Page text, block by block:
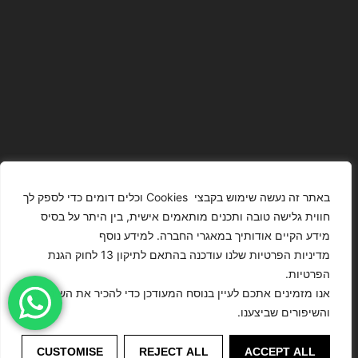
באתר זה נעשה שימוש בקבצי Cookies וכלים דומים כדי לספק לך
חווית גלישה טובה ותכנים מותאמים אישית, בין היתר על בסיס
מידע הקיים אודותיך במאגרי החברה. למידע נוסף
מדיניות הפרטיות שלנו עודכנה בהתאם לתיקון 13 לחוק הגנת
הפרטיות.
אנו מזמינים אתכם לעיין בנוסח המעודכן כדי להכיר את השינויים
והשיפורים שביצענו.
CUSTOMISE REJECT ALL ACCEPT ALL
Presented On
This Website
Have Been
Digitally
Enhanced Or
Modified.
MODELS
הזכויות שמורות
הפרטיות
הצהרת נגישות